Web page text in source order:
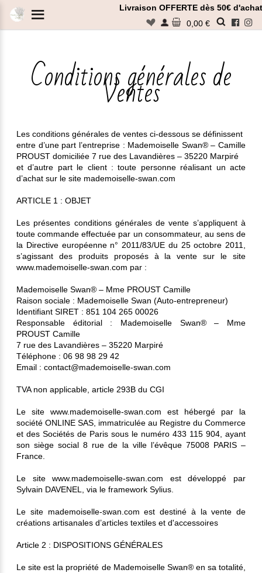
Livraison OFFERTE dès 50€
n 0,00 €
Rechercher
Les conditions générales de ventes ci-dessous se définissent
entre d’une part l’entreprise : Mademoiselle Swan® – Camille
PROUST domiciliée 7 rue des Lavandières – 35220 Marpiré
et d’autre part le client : toute personne réalisant un acte
d’achat sur le site mademoiselle-swan.com
ARTICLE 1 : OBJET
Les présentes conditions générales de vente s’appliquent à
toute commande effectuée par un consommateur, au sens de
la Directive européenne n° 2011/83/UE du 25 octobre 2011,
s’agissant des produits proposés à la vente sur le site
www.mademoiselle-swan.com par :
Mademoiselle Swan® – Mme PROUST Camille
Raison sociale : Mademoiselle Swan (Auto-entrepreneur)
Identifiant SIRET : 851 104 265 00026
Responsable éditorial : Mademoiselle Swan® – Mme
PROUST Camille
7 rue des Lavandières – 35220 Marpiré
Téléphone : 06 98 98 29 42
Email : contact@mademoiselle-swan.com
TVA non applicable, article 293B du CGI
Le site www.mademoiselle-swan.com est hébergé par la
société ONLINE SAS, immatriculée au Registre du Commerce
et des Sociétés de Paris sous le numéro 433 115 904, ayant
son siège social 8 rue de la ville l’évêque 75008 PARIS –
France.
Le site www.mademoiselle-swan.com est développé par
Sylvain DAVENEL, via le framework Sylius.
Le site mademoiselle-swan.com est destiné à la vente de
créations artisanales d’articles textiles et d'accessoires
Article 2 : DISPOSITIONS GÉNÉRALES
Le site est la propriété de Mademoiselle Swan® en sa totalité,
Panneau de gestion des cookies